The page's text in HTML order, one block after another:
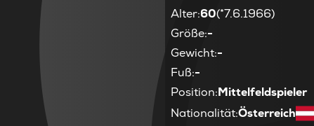
Alter:60(*7.6.1966)
Größe:-
Gewicht:-
Fuß:-
Position:Mittelfeldspieler
Nationalität:Österreich